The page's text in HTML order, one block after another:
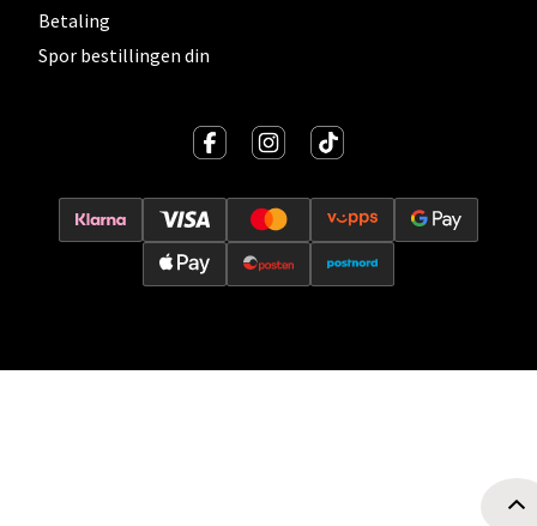
Betaling
Spor bestillingen din
Oslo - Thon Senter Storo
Velg